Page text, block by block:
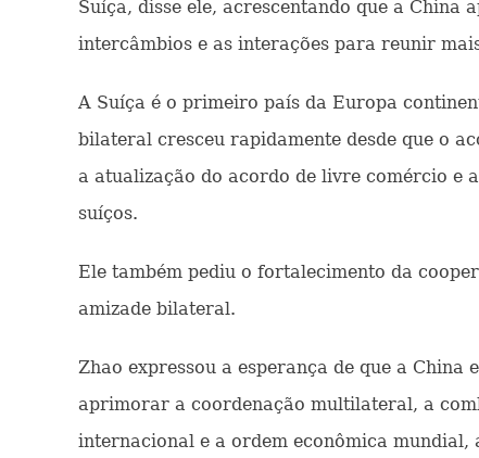
Suíça, disse ele, acrescentando que a
intercâmbios e as interações para reunir
A Suíça é o primeiro país da Europa
bilateral cresceu rapidamente desde que o
a atualização do acordo de livre comércio e
suíços.
Ele também pediu o fortalecimento da
amizade bilateral.
Zhao expressou a esperança de que a
aprimorar a coordenação multilateral, a
internacional e a ordem econômica